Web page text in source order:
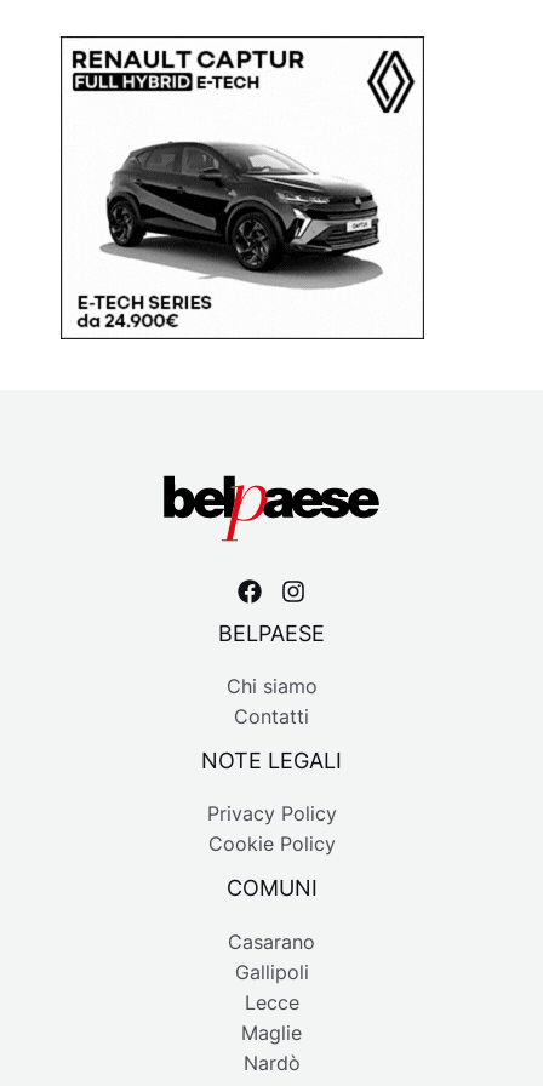
BELPAESE
Chi siamo
Contatti
NOTE LEGALI
Privacy Policy
Cookie Policy
COMUNI
Casarano
Gallipoli
Lecce
Maglie
Nardò